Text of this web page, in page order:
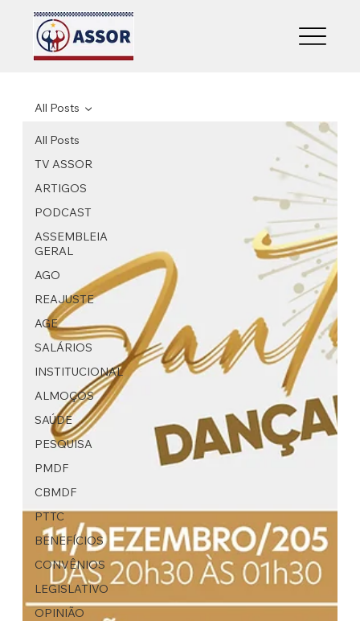
All Posts
TV ASSOR
ARTIGOS
PODCAST
ASSEMBLEIA
GERAL
AGO
REAJUSTE
AGE
SALÁRIOS
INSTITUCIONAL
ALMOÇOS
SAÚDE
PESQUISA
PMDF
CBMDF
PTTC
BENEFÍCIOS
CONVÊNIOS
LEGISLATIVO
OPINIÃO
All Posts